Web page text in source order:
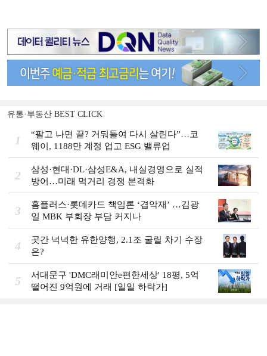
유통·부동산 BEST CLICK
1
“팔고 나면 끝? 거둬들여 다시 살린다”…코
웨이, 1188만 계정 업고 ESG 밸류업
2
삼성·현대·DL·삼성E&A, 내실경영으로 실적
방어…미래 먹거리 경쟁 본격화
3
홈플러스·롯데카드 책임론 ‘겹악재’ …김광
일 MBK 부회장 부담 커지나
4
곳간 넉넉한 유한양행, 2.1조 굴릴 차기 수장
은?
5
서대문구 'DMC래미안e편한세상' 18평, 5억
떨어진 9억원에 거래 [일일 하락가]